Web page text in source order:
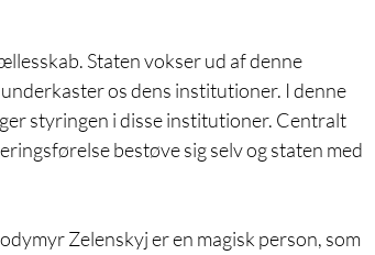
Staten vokser ud af denne
os dens institutioner. I denne
styringen i disse institutioner. Centralt
bestøve sig selv og staten med
Zelenskyj er en magisk person, som